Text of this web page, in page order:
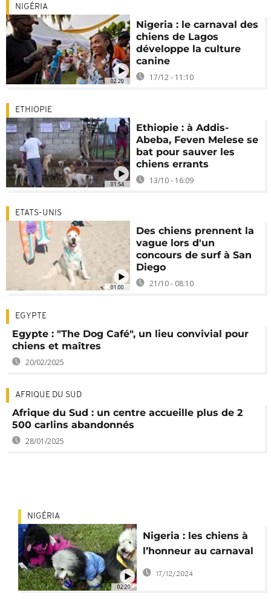
02:20
NIGÉRIA
Nigeria : le carnaval des
chiens de Lagos
développe la culture
canine
17/12 - 11:10
01:54
ETHIOPIE
Ethiopie : à Addis-
Abeba, Feven Melese se
bat pour sauver les
chiens errants
13/10 - 16:09
01:00
ETATS-UNIS
Des chiens prennent la
vague lors d'un
concours de surf à San
Diego
21/10 - 08:10
EGYPTE
Egypte : "The Dog Café", un lieu convivial pour
chiens et maîtres
20/02/2025
AFRIQUE DU SUD
Afrique du Sud : un centre accueille plus de 2
500 carlins abandonnés
28/01/2025
02:20
NIGÉRIA
Nigeria : les chiens à
l’honneur au carnaval
canin de Lagos
17/12/2024